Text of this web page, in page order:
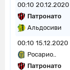
00:10 20.12.2020
Патронато
Альдосиви
00:10 15.12.2020
Росарио..
Патронато